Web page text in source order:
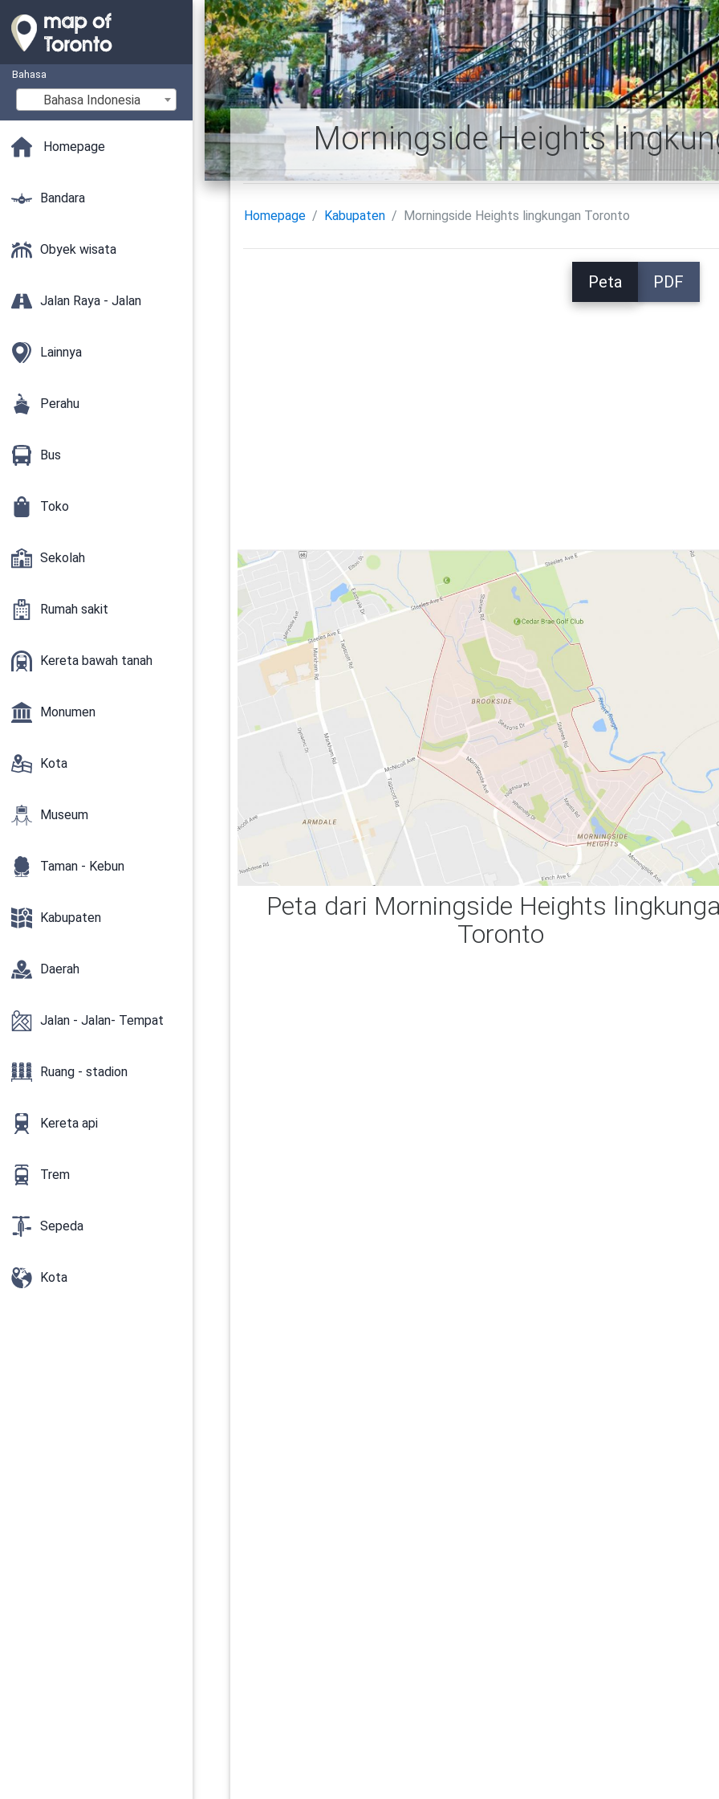
Bahasa
Bahasa Indonesia
Homepage
Bandara
Obyek wisata
Jalan Raya - Jalan
Lainnya
Perahu
Bus
Toko
Sekolah
Rumah sakit
Kereta bawah tanah
Monumen
Kota
Museum
Taman - Kebun
Kabupaten
Daerah
Jalan - Jalan- Tempat
Ruang - stadion
Kereta api
Trem
Sepeda
Kota
Morningside Heights
Homepage Kabupaten Morningside Heights lingkungan Toronto
Peta PDF
Peta dari Morningside Heights
Toronto